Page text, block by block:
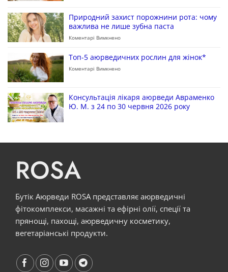
Природний захист порожнини рота: чому
важлива не лише зубна паста
Коментарі Вимкнено
Топ-5 аюрведичних рослин для жінок*
Коментарі Вимкнено
Консультація лікаря аюрведи Авраменко
Ю. М. з 24 по 30 червня 2026 року
ROSA
Бутік Аюрведи ROSA представляє аюрведичні
фітокомплекси, масажні та ефірні олії, спеції та
прянощі, пахощі, аюрведичну косметику,
вегетаріанські продукти.